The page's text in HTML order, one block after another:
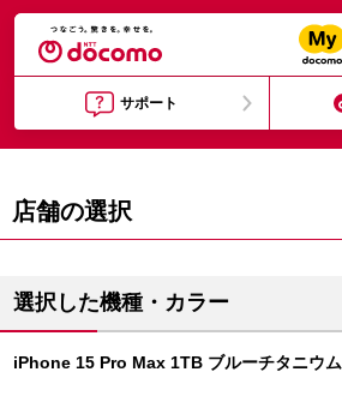
サポート
店舗の選択
選択した機種・カラー
iPhone 15 Pro Max 1TB ブルーチタニウム